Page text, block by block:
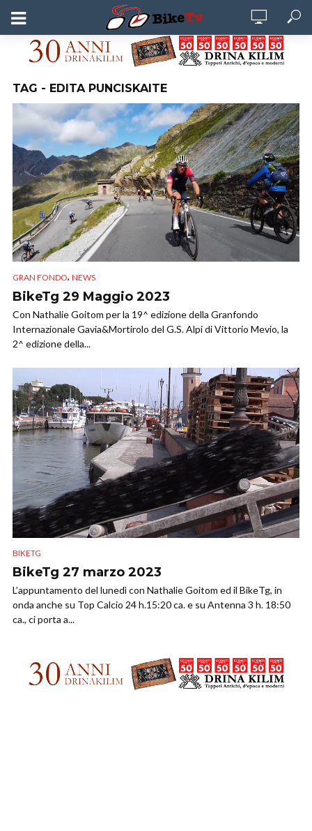
TAG - EDITA PUNCISKAITE
GRAN FONDO, NEWS
BikeTg 29 Maggio 2023
Con Nathalie Goitom per la 19^ edizione della Granfondo
Internazionale Gavia&Mortirolo del G.S. Alpi di Vittorio Mevio, la
2^ edizione della...
BIKETG
BikeTg 27 marzo 2023
L’appuntamento del lunedì con Nathalie Goitom ed il BikeTg, in
onda anche su Top Calcio 24 h.15:20 ca. e su Antenna 3 h. 18:50
ca., ci porta a...